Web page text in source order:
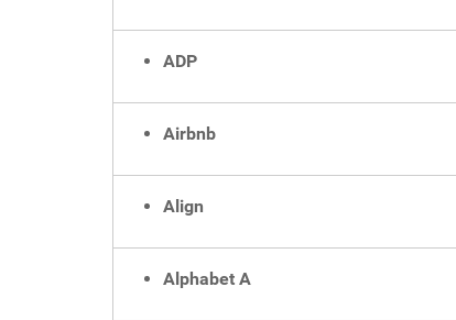
ADP
Airbnb
Align
Alphabet A